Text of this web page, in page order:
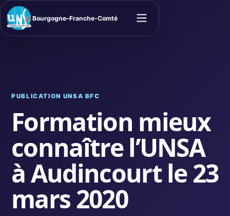
Bourgogne–Franche-Comté
Ouvrir le menu
PUBLICATION UNSA BFC
Formation mieux
connaître l’UNSA
à Audincourt le 23
mars 2020